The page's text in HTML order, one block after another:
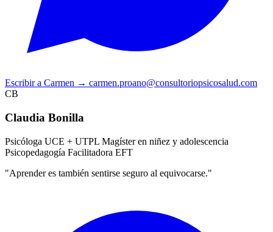
Escribir a Carmen → carmen.proano@consultoriopsicosalud.com
CB
Claudia Bonilla
Psicóloga UCE + UTPL Magíster en niñez y adolescencia
Psicopedagogía Facilitadora EFT
"Aprender es también sentirse seguro al equivocarse."